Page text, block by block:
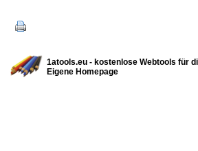
1atools.eu - kostenlose Webtools für
Eigene Homepage